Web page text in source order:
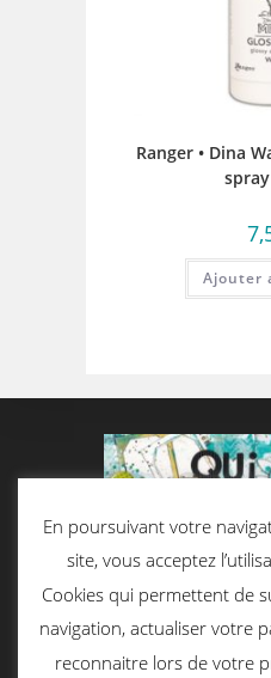
Ranger • Dina
Ajouter
En poursuivant votre
site, vous acceptez
Cookies qui permettent de
navigation, actualiser votre
reconnaitre lors de votre